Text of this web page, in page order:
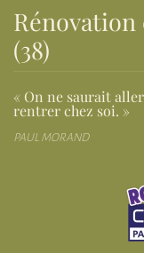
(38)
« On ne saurait
rentrer chez soi. »
PAUL MORAND